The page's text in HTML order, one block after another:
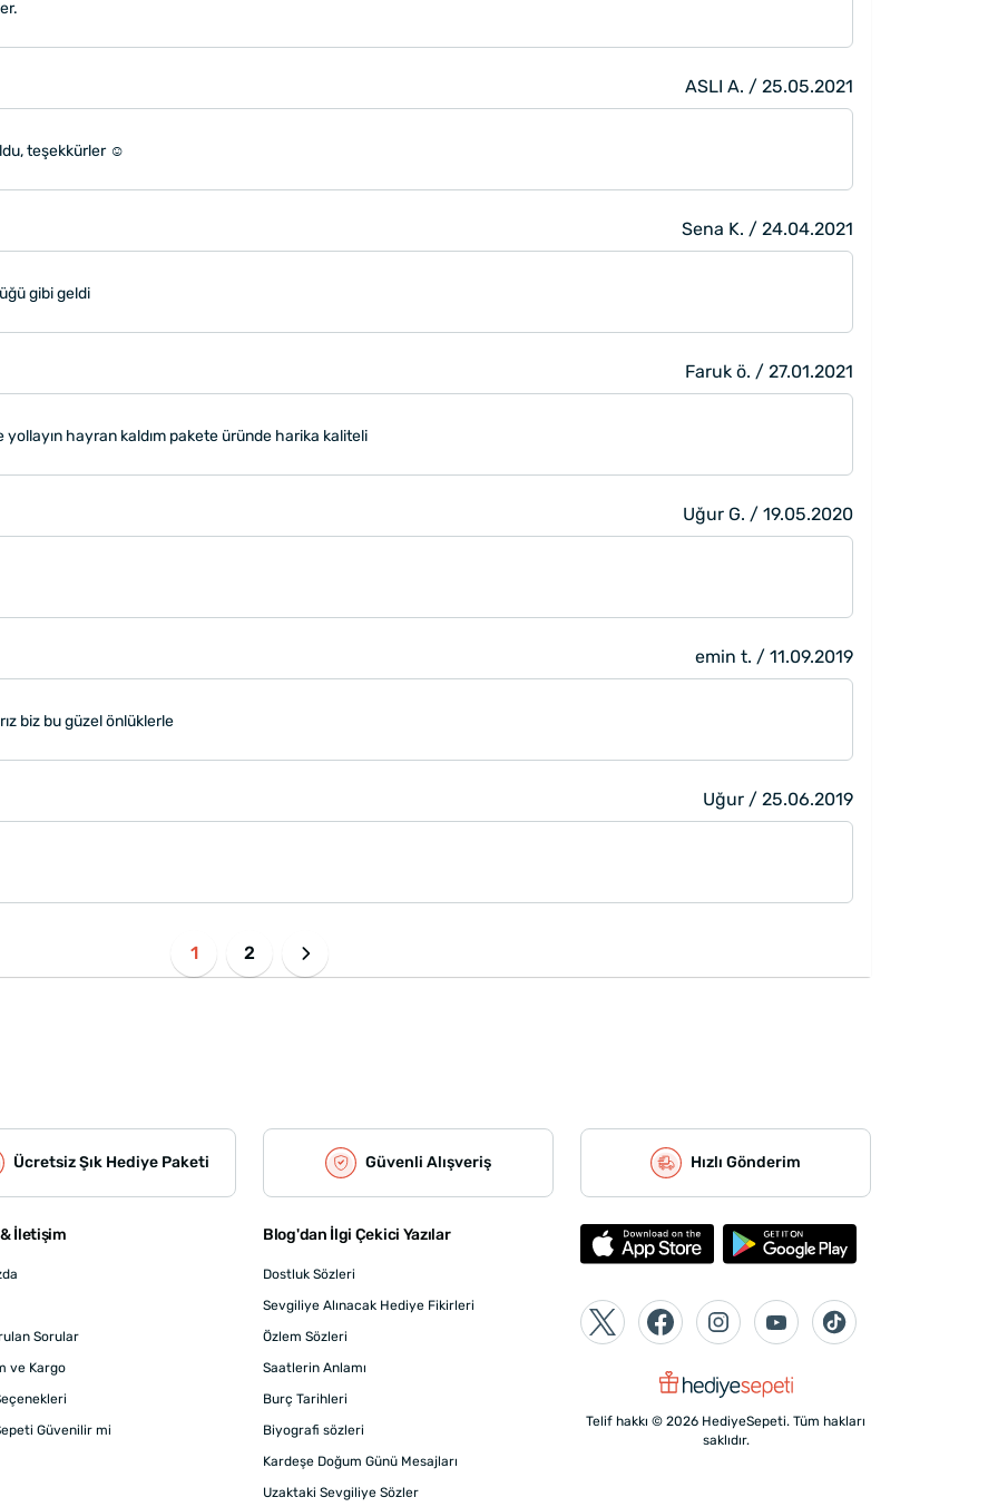
ASLI A. / 25.05.2021
teşekkürler ☺️
Sena K. / 24.04.2021
gibi geldi
Faruk ö. / 27.01.2021
hayran kaldım pakete üründe harika kaliteli
Uğur G. / 19.05.2020
emin t. / 11.09.2019
biz bu güzel önlüklerle
Uğur / 25.06.2019
1 2
Ücretsiz Şık Hediye Paketi Güvenli Alışveriş Hızlı Gönderim
İletişim
Sorular
ve Kargo
Güvenilir mi
Blog'dan İlgi Çekici Yazılar
Dostluk Sözleri
Sevgiliye Alınacak Hediye Fikirleri
Özlem Sözleri
Saatlerin Anlamı
Burç Tarihleri
Biyografi sözleri
Kardeşe Doğum Günü Mesajları
Uzaktaki Sevgiliye Sözler
Telif hakkı © 2026 HediyeSepeti. Tüm hakları
saklıdır.